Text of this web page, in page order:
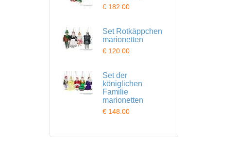
€ 182.00
Set Rotkäppchen
marionetten
€ 120.00
Set der
königlichen
Familie
marionetten
€ 148.00